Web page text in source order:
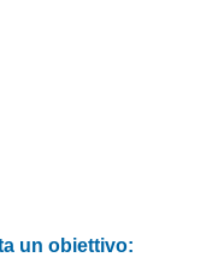
un obiettivo: